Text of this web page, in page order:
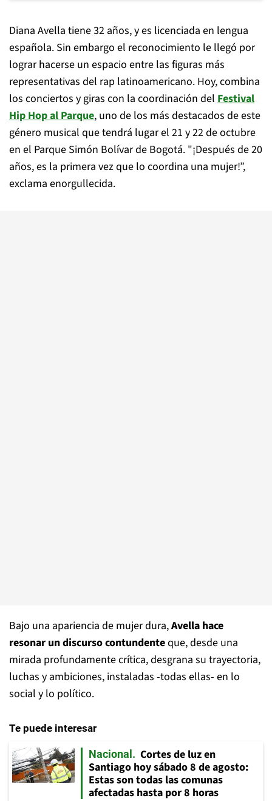
Diana Avella tiene 32 años, y es licenciada en lengua
española. Sin embargo el reconocimiento le llegó por
lograr hacerse un espacio entre las figuras más
representativas del rap latinoamericano. Hoy, combina
los conciertos y giras con la coordinación del Festival
Hip Hop al Parque, uno de los más destacados de este
género musical que tendrá lugar el 21 y 22 de octubre
en el Parque Simón Bolívar de Bogotá. "¡Después de 20
años, es la primera vez que lo coordina una mujer!”,
exclama enorgullecida.
Bajo una apariencia de mujer dura,Avella hace
resonar un discurso contundenteque, desde una
mirada profundamente crítica, desgrana su trayectoria,
luchas y ambiciones, instaladas -todas ellas- en lo
social y lo político.
Te puede interesar
Nacional
Cortes de luz en
Santiago hoy sábado 8 de agosto:
Estas son todas las comunas
afectadas hasta por 8 horas